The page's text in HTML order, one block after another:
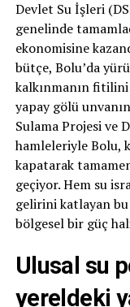
Devlet Su İşleri
genelinde
ekonomisine
bütçe, Bolu’da
kalkınmanın
yapay gölü
Sulama Projesi ve
hamleleriyle Bolu,
kapatarak
geçiyor. Hem su
gelirini katlayan
bölgesel bir güç
Ulusal su
yereldeki